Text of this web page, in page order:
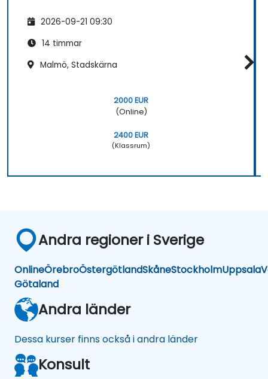
2026-09-21 09:30
14 timmar
Malmö, Stadskärna
2000 EUR
(Online)
2400 EUR
(Klassrum)
Andra regioner i Sverige
OnlineÖrebroÖstergötlandSkåneStockholmUppsala
Götaland
Andra länder
Dessa kurser finns också i andra länder
Konsult